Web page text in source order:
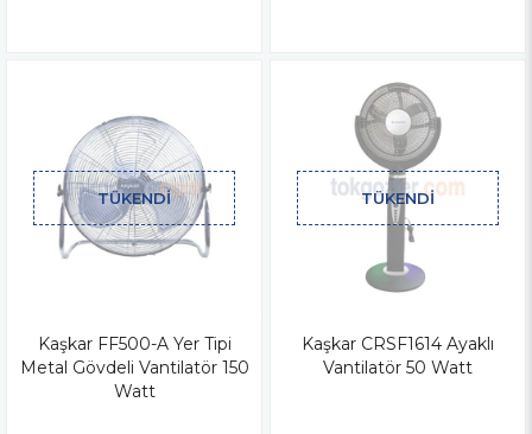
TÜKENDI
Kaşkar FF500-A Yer Tipi
Metal Gövdeli Vantilatör 150
Watt
TÜKENDI
Kaşkar CRSF1614 Ayaklı
Vantilatör 50 Watt